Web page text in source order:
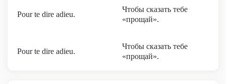
Pour te dire adieu.
Чтобы сказать тебе
«прощай».
Pour te dire adieu.
Чтобы сказать тебе
«прощай».